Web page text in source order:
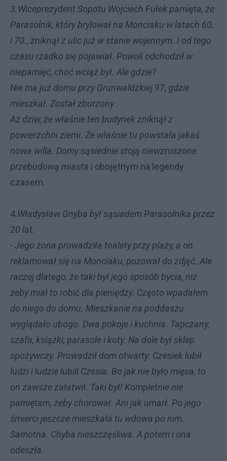
3.Wiceprezydent Sopotu Wojciech Fułek pamięta, że
Parasolnik, który brylował na Monciaku w latach 60.
i 70., zniknął z ulic już w stanie wojennym. I od tego
czasu rzadko się pojawiał. Powoli odchodził w
niepamięć, choć wciąż był. Ale gdzie?
Nie ma już domu przy Grunwaldzkiej 97, gdzie
mieszkał. Został zburzony .
Aż dziw, że właśnie ten budynek zniknął z
powierzchni ziemi. Że właśnie tu powstała jakaś
nowa willa. Domy sąsiednie stoją niewzruszone
przebudową miasta i obojętnym na legendy
czasem.
4.Władysław Gnyba był sąsiadem Parasolnika przez
20 lat.
- Jego żona prowadziła toalety przy plaży, a on
reklamował się na Monciaku, pozował do zdjęć. Ale
raczej dlatego, że taki był jego sposób bycia, niż
żeby miał to robić dla pieniędzy. Często wpadałem
do niego do domu. Mieszkanie na poddaszu
wyglądało ubogo. Dwa pokoje i kuchnia. Tapczany,
szafa, książki, parasole i koty. Na dole był sklep
spożywczy. Prowadził dom otwarty. Czesiek lubił
ludzi i ludzie lubili Czesia. Bo jak nie było mięsa, to
on zawsze załatwił. Taki był! Kompletnie nie
pamiętam, żeby chorował. Ani jak umarł. Po jego
śmierci jeszcze mieszkała tu wdowa po nim.
Samotna. Chyba nieszczęśliwa. A potem i ona
odeszła.